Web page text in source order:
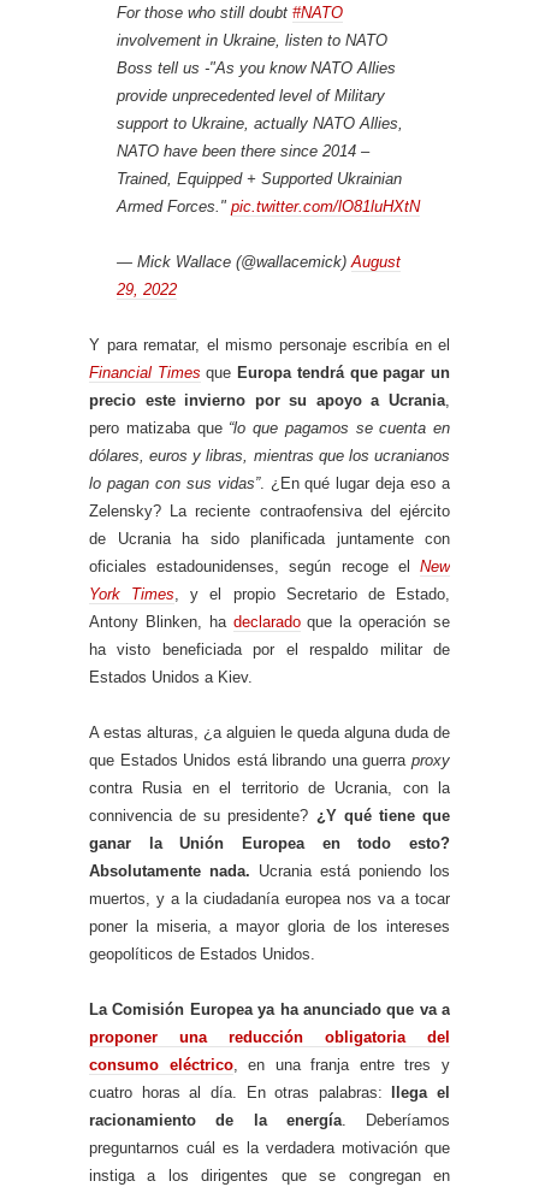
For those who still doubt #NATO
involvement in Ukraine, listen to NATO
Boss tell us -"As you know NATO Allies
provide unprecedented level of Military
support to Ukraine, actually NATO Allies,
NATO have been there since 2014 –
Trained, Equipped + Supported Ukrainian
Armed Forces." pic.twitter.com/lO81luHXtN
— Mick Wallace (@wallacemick)August
29, 2022
Y para rematar, el mismo personaje escribía en el
Financial Times que Europa tendrá que pagar un
precio este invierno por su apoyo a Ucrania,
pero matizaba que “lo que pagamos se cuenta en
dólares, euros y libras, mientras que los ucranianos
lo pagan con sus vidas”. ¿En qué lugar deja eso a
Zelensky? La reciente contraofensiva del ejército
de Ucrania ha sido planificada juntamente con
oficiales estadounidenses, según recoge el New
York Times, y el propio Secretario de Estado,
Antony Blinken, ha declaradoque la operación se
ha visto beneficiada por el respaldo militar de
Estados Unidos a Kiev.
A estas alturas, ¿a alguien le queda alguna duda de
que Estados Unidos está librando una guerra proxy
contra Rusia en el territorio de Ucrania, con la
connivencia de su presidente? ¿Y qué tiene que
ganar la Unión Europea en todo esto?
Absolutamente nada. Ucrania está poniendo los
muertos, y a la ciudadanía europea nos va a tocar
poner la miseria, a mayor gloria de los intereses
geopolíticos de Estados Unidos.
La Comisión Europea ya ha anunciado que va a
proponer una reducción obligatoria del
consumo eléctrico, en una franja entre tres y
cuatro horas al día. En otras palabras:
llega el
racionamiento de la energía. Deberíamos
preguntarnos cuál es la verdadera motivación que
instiga a los dirigentes que se congregan en